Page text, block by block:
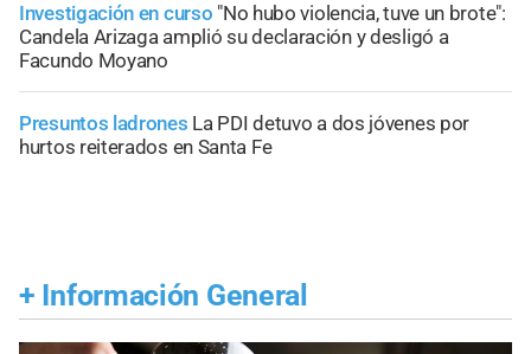
Investigación en curso "No hubo violencia, tuve un brote":
Candela Arizaga amplió su declaración y desligó a
Facundo Moyano
Presuntos ladrones La PDI detuvo a dos jóvenes por
hurtos reiterados en Santa Fe
+ Información General